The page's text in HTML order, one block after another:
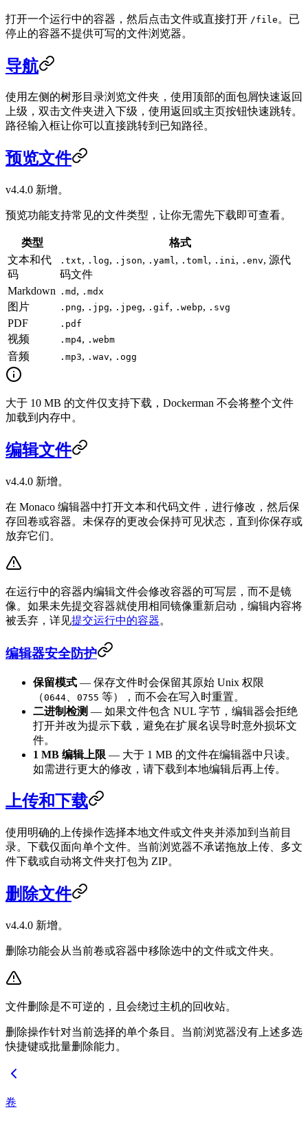
打开一个运行中的容器，然后点击文件或直接打开 /file 。已
停止的容器不提供可写的文件浏览器。
导航
使用左侧的树形目录浏览文件夹，使用顶部的面包屑快速返回
上级，双击文件夹进入下级，使用返回或主页按钮快速跳转。
路径输入框让你可以直接跳转到已知路径。
预览文件
v4.4.0 新增。
预览功能支持常见的文件类型，让你无需先下载即可查看。
类型
格式
文本和代
码
.txt, .log, .json, .yaml, .toml, .ini, .env, 源代
码文件
Markdown
.md , .mdx
图片 .png, .jpg, .jpeg, .gif, .webp, .svg
PDF .pdf
视频 .mp4, .webm
音频 .mp3, .wav, .ogg
大于 10 MB 的文件仅支持下载，Dockerman 不会将整个文件
加载到内存中。
编辑文件
v4.4.0 新增。
在 Monaco 编辑器中打开文本和代码文件，进行修改，然后保
存回卷或容器。未保存的更改会保持可见状态，直到你保存或
放弃它们。
在运行中的容器内编辑文件会修改容器的可写层，而不是镜
像。如果未先提交容器就使用相同镜像重新启动，编辑内容将
被丢弃，详见提交运行中的容器。
编辑器安全防护
保留模式 — 保存文件时会保留其原始 Unix 权限
（0644 0755 等），而不会在写入时重置。
二进制检测 — 如果文件包含 NUL 字节，编辑器会拒绝
打开并改为提示下载，避免在扩展名误导时意外损坏文
件。
1 MB 编辑上限 — 大于 1 MB 的文件在编辑器中只读。
如需进行更大的修改，请下载到本地编辑后再上传。
上传和下载
使用明确的上传操作选择本地文件或文件夹并添加到当前目
录。下载仅面向单个文件。当前浏览器不承诺拖放上传、多文
件下载或自动将文件夹打包为 ZIP。
删除文件
v4.4.0 新增。
删除功能会从当前卷或容器中移除选中的文件或文件夹。
文件删除是不可逆的，且会绕过主机的回收站。
删除操作针对当前选择的单个条目。当前浏览器没有上述多选
快捷键或批量删除能力。
卷